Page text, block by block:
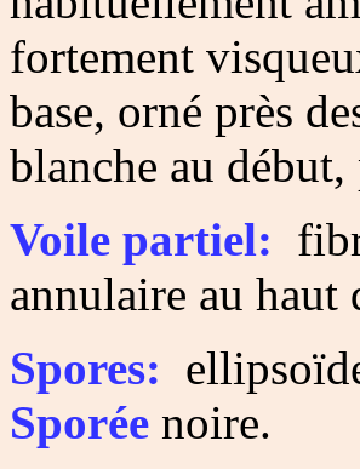
fortement
base, orné près
blanche au
Voile partiel:
annulaire au haut
Spores:
Sporée noire.